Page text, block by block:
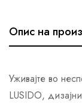
Опис на
Уживајте во
LUSIDO,